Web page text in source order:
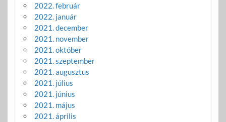
2022. február
2022. január
2021. december
2021. november
2021. október
2021. szeptember
2021. augusztus
2021. július
2021. június
2021. május
2021. április